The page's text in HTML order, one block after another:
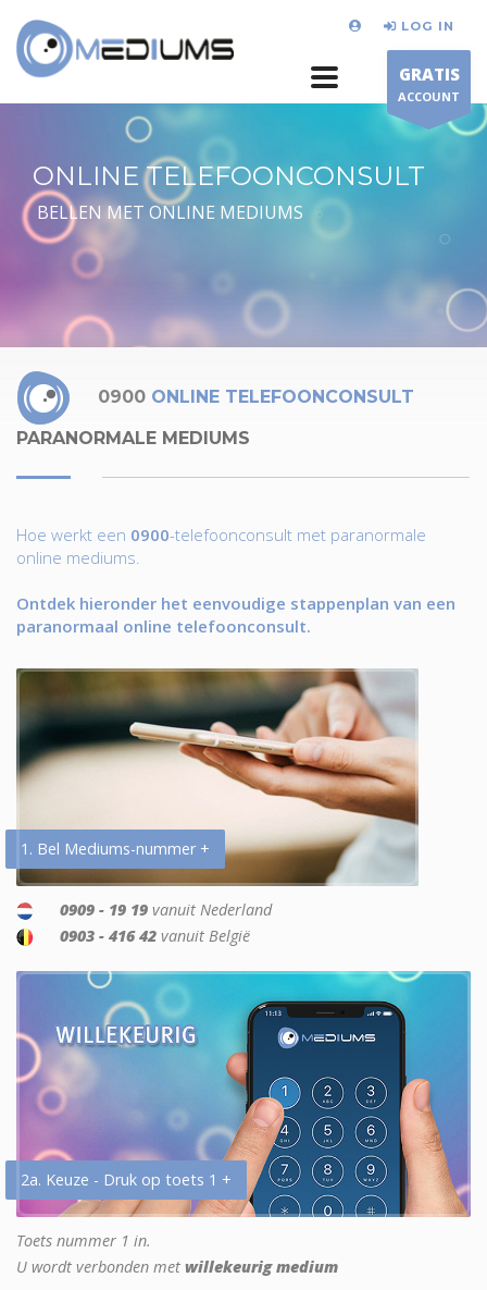
LOG IN
GRATIS
ACCOUNT
ONLINE TELEFOONCONSULT
BELLEN MET ONLINE MEDIUMS
0900 ONLINE TELEFOONCONSULT
PARANORMALE MEDIUMS
Hoe werkt een 0900-telefoonconsult met paranormale
online mediums.
Ontdek hieronder het eenvoudige stappenplan van een
paranormaal online telefoonconsult.
1. Bel Mediums-nummer +
0909 - 19 19 vanuit Nederland
0903 - 416 42 vanuit België
2a. Keuze - Druk op toets 1 +
Toets nummer 1 in.
U wordt verbonden met willekeurig medium